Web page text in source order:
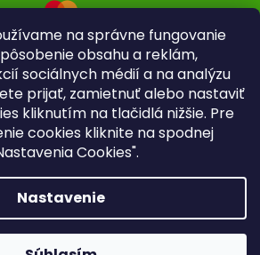
na správne fungovanie
obsahu a reklám,
sociálnych médií a na analýzu
prijať, zamietnuť alebo nastaviť
kliknutím na tlačidlá nižšie. Pre
cookies kliknite na spodnej
Cookies".
Nastavenie
. Všetky práva vyhradené.
nastavenie cookies